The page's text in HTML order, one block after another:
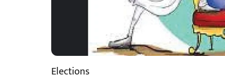
Elections